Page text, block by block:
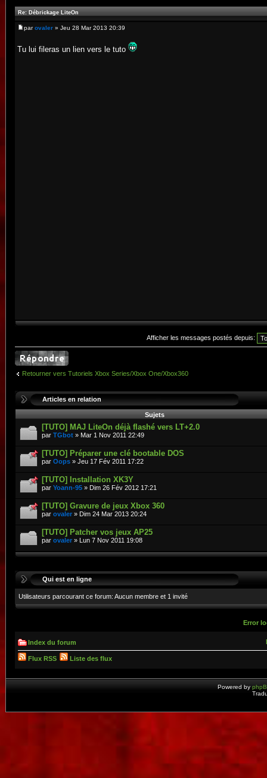
Re: Débrickage LiteOn
parovaler » Jeu 28 Mar 2013 20:39
Tu lui fileras un lien vers le tuto
Afficher les messages postés depuis:
Retourner vers Tutoriels Xbox Series/Xbox One/Xbox360
Articles en relation
Sujets
[TUTO] MAJ LiteOn déjà flashé vers LT+2.0
par TGbot » Mar 1 Nov 2011 22:49
[TUTO] Préparer une clé bootable DOS
par Oops » Jeu 17 Fév 2011 17:22
[TUTO] Installation XK3Y
par Yoann-95 » Dim 26 Fév 2012 17:21
[TUTO] Gravure de jeux Xbox 360
par ovaler » Dim 24 Mar 2013 20:24
[TUTO] Patcher vos jeux AP25
par ovaler » Lun 7 Nov 2011 19:08
Qui est en ligne
Utilisateurs parcourant ce forum: Aucun membre et 1 invité
Error
Index du forum
Flux RSS Liste des flux
Powered by